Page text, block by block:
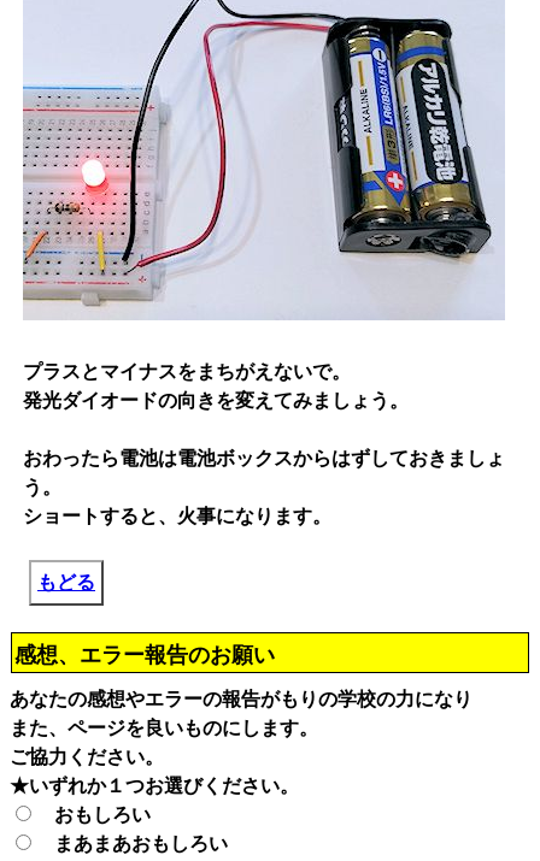
プラスとマイナスをまちがえないで。
発光ダイオードの向きを変えてみましょう。
おわったら電池は電池ボックスからはずしておきましょ
う。
ショートすると、火事になります。
もどる
感想、エラー報告のお願い
あなたの感想やエラーの報告がもりの学校の力になり
また、ページを良いものにします。
ご協力ください。
★いずれか１つお選びください。
おもしろい
まあまあおもしろい